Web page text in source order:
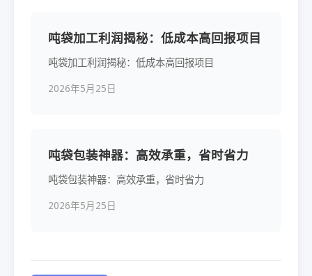
吨袋加工利润揭秘：低成本高回报项目
吨袋加工利润揭秘：低成本高回报项目
2026年5月25日
吨袋包装神器：高效承重，省时省力
吨袋包装神器：高效承重，省时省力
2026年5月25日